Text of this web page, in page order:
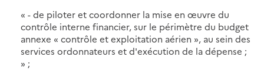
« - de piloter et coordonner la mise en œuvre du
contrôle interne financier, sur le périmètre du budget
annexe « contrôle et exploitation aérien », au sein des
services ordonnateurs et d'exécution de la dépense ;
» ;